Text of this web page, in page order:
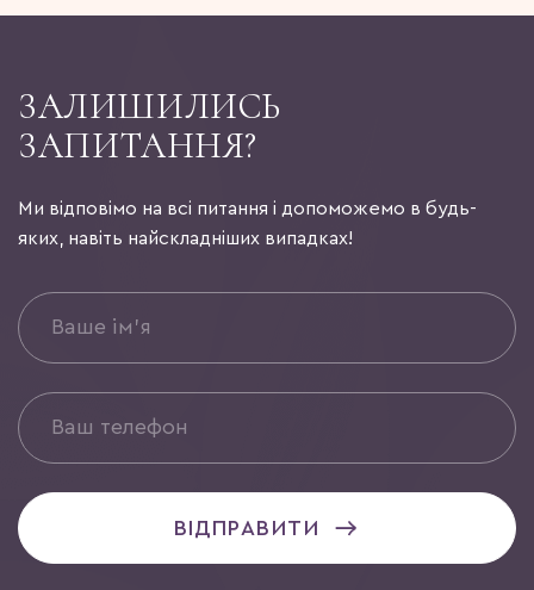
ЗАЛИШИЛИСЬ
ЗАПИТАННЯ?
Ми відповімо на всі питання і допоможемо в будь-
яких, навіть найскладніших випадках!
ВІДПРАВИТИ